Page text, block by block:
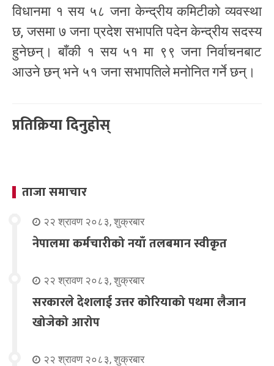
विधानमा १ सय ५८ जना केन्द्रीय कमिटीको व्यवस्था
छ, जसमा ७ जना प्रदेश सभापति पदेन केन्द्रीय सदस्य
हुनेछन्। बाँकी १ सय ५१ मा ९९ जना निर्वाचनबाट
आउने छन् भने ५१ जना सभापतिले मनोनित गर्ने छन्।
प्रतिक्रिया दिनुहोस्
ताजा समाचार
२२ श्रावण २०८३, शुक्रबार
नेपालमा कर्मचारीको नयाँ तलबमान स्वीकृत
२२ श्रावण २०८३, शुक्रबार
सरकारले देशलाई उत्तर कोरियाको पथमा लैजान
खोजेको आरोप
२२ श्रावण २०८३, शुक्रबार